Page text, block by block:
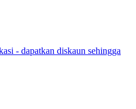
- dapatkan diskaun sehingga